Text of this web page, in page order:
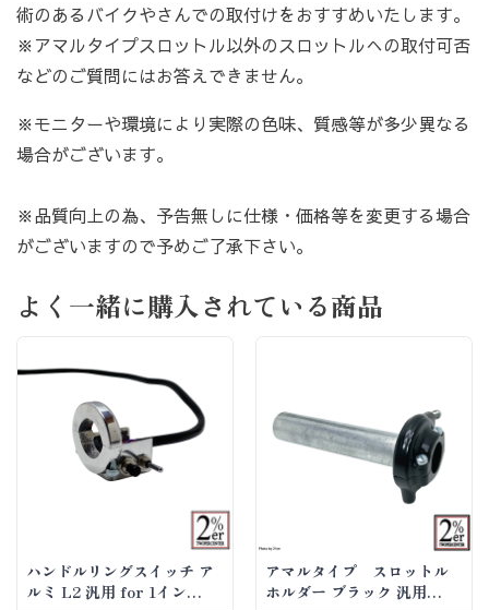
術のあるバイクやさんでの取付けをおすすめいたします。
※アマルタイプスロットル以外のスロットルへの取付可否
などのご質問にはお答えできません。
※モニターや環境により実際の色味、質感等が多少異なる
場合がございます。
※品質向上の為、予告無しに仕様・価格等を変更する場合
がございますので予めご了承下さい。
よく一緒に購入されている商品
ハンドルリングスイッチ ア
ルミ L2 汎用 for 1イン
アマルタイプ スロットル
ホルダー ブラック 汎用